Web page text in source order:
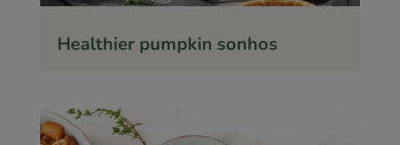
Healthier pumpkin sonhos